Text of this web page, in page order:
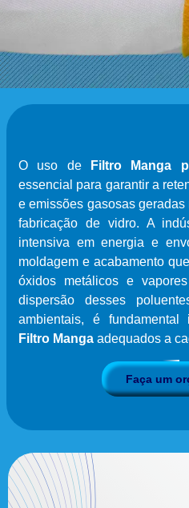
O uso de Filtro Manga
essencial para garantir a
e emissões gasosas
fabricação de vidro. A
intensiva em energia e
moldagem e acabamento
óxidos metálicos e
dispersão desses
ambientais, é fundamental
Filtro Manga adequados a
Faça um